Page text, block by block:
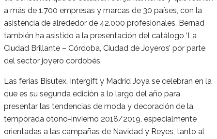
a más de 1.700 empresas y marcas de 30 países, con la
asistencia de alrededor de 42.000 profesionales. Bernad
también ha asistido a la presentación del catálogo ‘La
Ciudad Brillante – Córdoba, Ciudad de Joyeros’ por parte
del sector joyero cordobés.
Las ferias Bisutex, Intergift y Madrid Joya se celebran en la
que es su segunda edición a lo largo del año para
presentar las tendencias de moda y decoración de la
temporada otoño-invierno 2018/2019, especialmente
orientadas a las campañas de Navidad y Reyes, tanto al